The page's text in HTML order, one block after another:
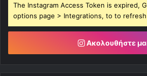
The Instagram Access Token is expired,
options page > Integrations, to to
Ακολουθήστε